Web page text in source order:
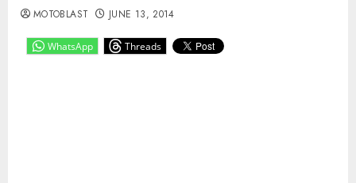
WhatsApp Threads
MOTOBLAST JUNE 13, 2014